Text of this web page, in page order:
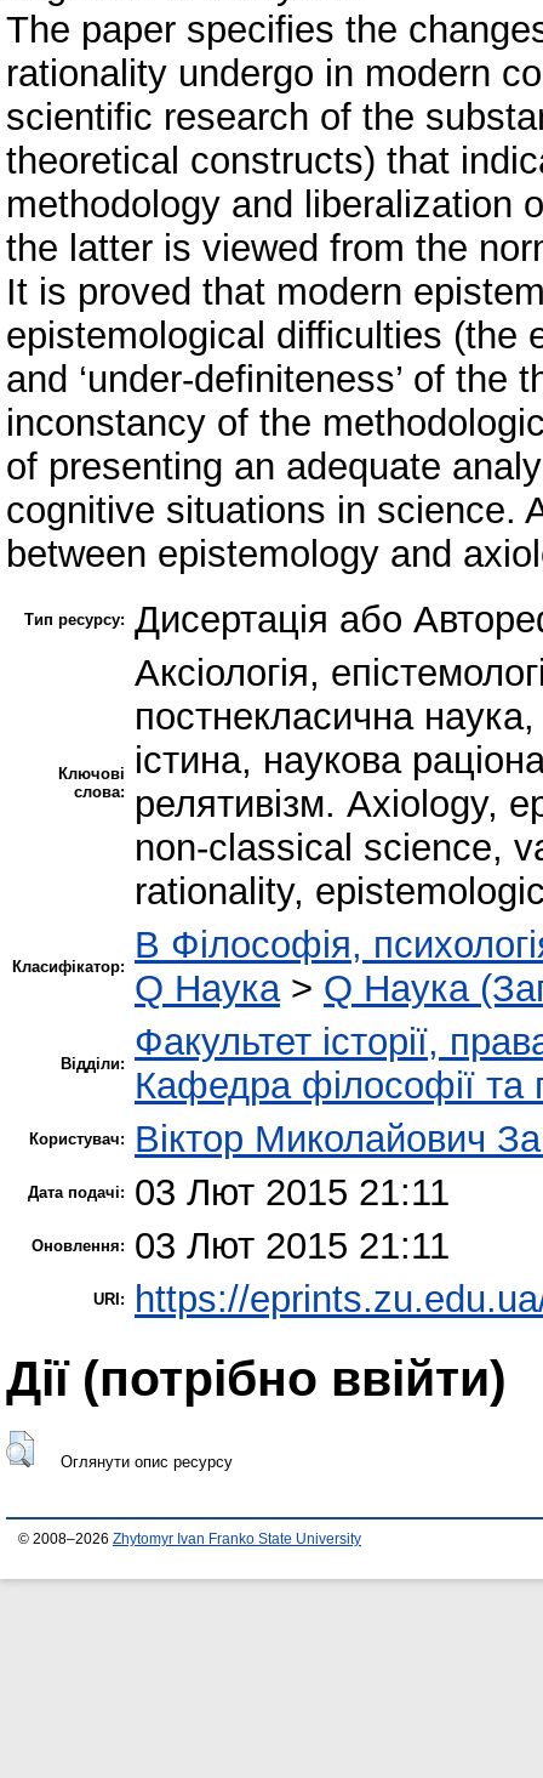
The paper specifies the
rationality undergo in modern
scientific research of the
theoretical constructs) that
methodology and liberalization
the latter is viewed from the
It is proved that modern
epistemological difficulties (the
and ‘under-definiteness’ of
inconstancy of the
of presenting an adequate
cognitive situations in science.
between epistemology and
Тип ресурсу: Дисертація або
Ключові
слова:
Аксіологія,
постнекласична наука,
істина, наукова
релятивізм. Axiology,
non-classical science,
rationality,
Класифікатор:
B Філософія,
Q Наука> Q Наука
Відділи:
Факультет історії,
Кафедра філософії та
Користувач: Віктор Миколайович
Дата подачі: 03 Лют 2015 21:11
Оновлення: 03 Лют 2015 21:11
URI: https://
Дії ​​(потрібно ввійти)
Оглянути опис ресурсу
© 2008–2026 Zhytomyr Ivan Franko State University